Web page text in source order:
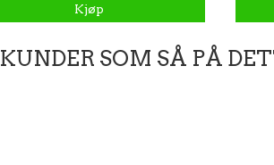
Kjøp
KUNDER SOM SÅ PÅ